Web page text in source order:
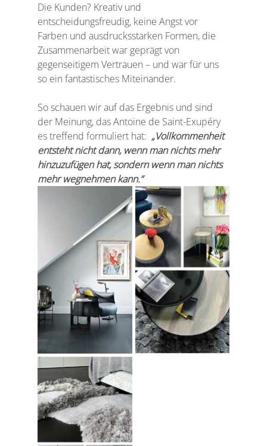
Die Kunden? Kreativ und
entscheidungsfreudig, keine Angst vor
Farben und ausdrucksstarken Formen, die
Zusammenarbeit war geprägt von
gegenseitigem Vertrauen – und war für uns
so ein fantastisches Miteinander.
So schauen wir auf das Ergebnis und sind
der Meinung, das Antoine de Saint-Exupéry
es treffend formuliert hat: „Vollkommenheit
entsteht nicht dann, wenn man nichts mehr
hinzuzufügen hat, sondern wenn man nichts
mehr wegnehmen kann.“